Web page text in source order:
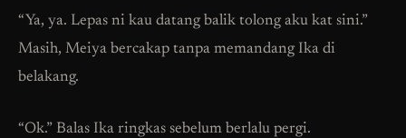
“Ya, ya. Lepas ni kau datang balik tolong aku kat sini.”
Masih, Meiya bercakap tanpa memandang Ika di
belakang.
“Ok.” Balas Ika ringkas sebelum berlalu pergi.